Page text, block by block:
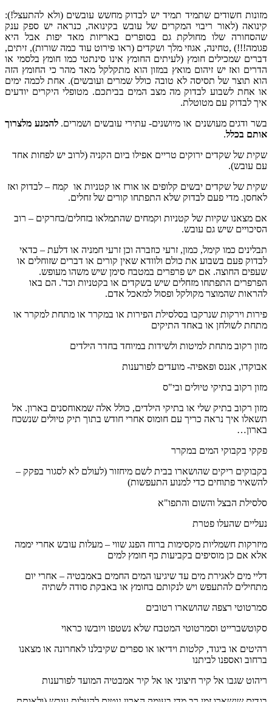
מזונות חשודים שתמיד תמיד יש לבדוק מחשש עובשים (ולא להתעצל!):
קינואה (לאור ריבוי המקרים של עובש בקינואה, כנראה יש ספק ענק
שהסחורה שלו מחולקת גם בסופרים באריזות מאד יפות אבל היא
פגומה!!!) ,טחינה, אגוזי מלך ושקדים (ראו פירוט עוד כמה שורות), זיתים,
דברים שמכילים חומץ (לעיתים החומץ אינו סינתטי כמו חומץ בלסמי או
הדרים ואז יש זיהום מואץ במזון הוא מתקלקל מאד מהר כי החומץ הזה
הוא תוצר של תסיסה לא טובה כולל שמרים ועובשים). אחת לכמה ימים
או אחת לשבוע לבדוק מה מצב המים בביתכם. מטופלי היקרים יודעים
איך לבדוק עם מטוטלת.
בשר ודגים מעושנים או מיושנים- עתירי עובשים ושמרים.להמנע מלצרוך
אותם בכלל.
שקית של שקדים ירוקים טריים אפילו ביום הקניה (לרוב יש לפחות אחד
עם עובש).
שקית של שקדים יבשים קלופים או אורז או קטניות או קמח – לבדוק ואז
לאחסן. מדי פעם לבדוק שלא התפתחו קורים של זחלים.
אם מצאנו שקיות של קטניות וקמחים שהתמלאו בזחלים/בחרקים – רוב
הסיכויים שיש גם עובש.
תבלינים כמו קימל, כמון, זרעי כוזברה וכן זרעי חמניה או דלעת – כדאי
לבדוק פעם בשבוע את כולם ולוודא שאין קורים או דברים שזוחלים או
שעפים החוצה. אם יש פרפרים במטבח סימן שיש משהו מעופש.
הפרפרים התפתחו מזחלים שיש בשקדים או בקטניות וכד'. הם באו
להראות שהמוצר מקולקל ופסול למאכל אדם.
פירות וירקות שנרקבו בסלסילת הפירות או במקרר או מתחת למקרר או
מתחת לשולחן או באחד התיקים
מזון רקוב מתחת למיטות ולשידות במיוחד בחדר הילדים
אבוקדו, אננס ופאפיה- מועדים לפורענות
מזון רקוב בתיקי טיולים ובי"ס
מזון רקוב בתיק שלי או בתיקי הילדים, כולל אלה שמאוחסנים בארון. אל
תשאלו איך נראה כריך עם חומוס אחרי חודש בתוך תיק טיולים שנשכח
בארון…
פקקי בקבוקי המים במקרר
בקבוקים ריקים שהושארו בבית לשם מיחזור (לעולם לא לסגור בפקק –
להשאיר פתוחים כדי למנוע התעפשות)
סלסילת הבצל והשום והתפו"א
נעליים שהעלו פטרת
מיזרקות חשמליות מקסימות ברוח הפנג שווי – מעלות עובש אחרי יממה
אלא אם כן מוסיפים בקביעות כף חומץ למים
דליי מים לאגירת מים עד שיגיעו המים החמים באמבטיה – אחרי יום
מתחילים להתעפש ויש לנקותם בחומץ או באבקת סודה לשתיה
סמרטוטי רצפה שהושארו רטובים
סקוטשברייט וסמרטוטי המטבח שלא נשטפו ויובשו כראוי
רהיטים או ביגוד, קלטות וידיאו או ספרים שקיבלנו לאחרונה או מצאנו
ברחוב ואספנו לביתנו
ריהוט שגבו אל קיר חיצוני או אל קיר אמבטיה המועד לפורענות